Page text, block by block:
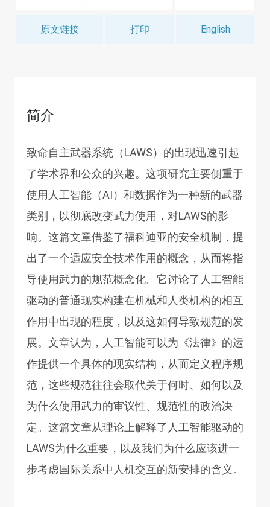
原文链接 打印 English
简介
致命自主武器系统（LAWS）的出现迅速引起
了学术界和公众的兴趣。这项研究主要侧重于
使用人工智能（AI）和数据作为一种新的武器
类别，以彻底改变武力使用，对LAWS的影
响。这篇文章借鉴了福科迪亚的安全机制，提
出了一个适应安全技术作用的概念，从而将指
导使用武力的规范概念化。它讨论了人工智能
驱动的普通现实构建在机械和人类机构的相互
作用中出现的程度，以及这如何导致规范的发
展。文章认为，人工智能可以为《法律》的运
作提供一个具体的现实结构，从而定义程序规
范，这些规范往往会取代关于何时、如何以及
为什么使用武力的审议性、规范性的政治决
定。这篇文章从理论上解释了人工智能驱动的
LAWS为什么重要，以及我们为什么应该进一
步考虑国际关系中人机交互的新安排的含义。